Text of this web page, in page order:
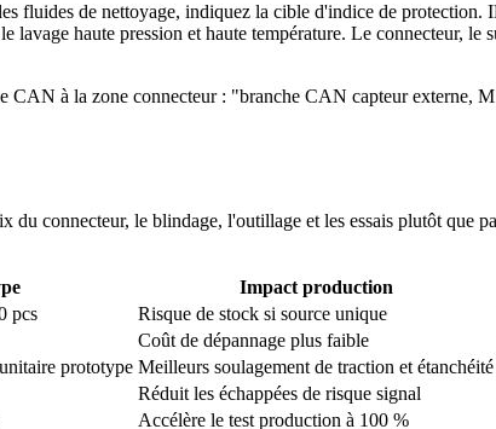
fluides de nettoyage, indiquez la cible d'indice de
lavage haute pression et haute température. Le connecteur,
CAN à la zone connecteur : "branche CAN capteur externe,
connecteur, le blindage, l'outillage et les essais plutôt que
Impact production
pcs Risque de stock si source unique
Coût de dépannage plus faible
prototype Meilleurs soulagement de traction et étanchéité
Réduit les échappées de risque signal
Accélère le test production à 100 %